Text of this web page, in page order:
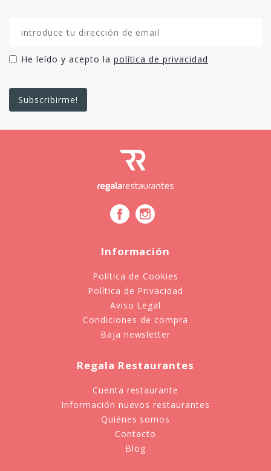
He leído y acepto la política de privacidad
Información
Política de Cookies
Política de Privacidad
Aviso Legal
Condiciones de compra
Baja newsletter
Regala Restaurantes
Cuenta restaurante
Información nuevos restaurantes
Quiénes somos
Contacto
Blog